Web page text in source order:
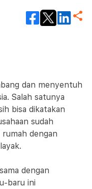
dan menyentuh
Salah satunya
bisa dikatakan
sudah
dengan
dengan
baru ini